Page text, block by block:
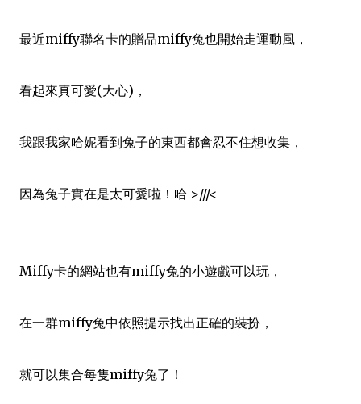
最近miffy聯名卡的贈品miffy兔也開始走運動風，
看起來真可愛(大心)，
我跟我家哈妮看到兔子的東西都會忍不住想收集，
因為兔子實在是太可愛啦！哈 >///<
Miffy卡的網站也有miffy兔的小遊戲可以玩，
在一群miffy兔中依照提示找出正確的裝扮，
就可以集合每隻miffy兔了！